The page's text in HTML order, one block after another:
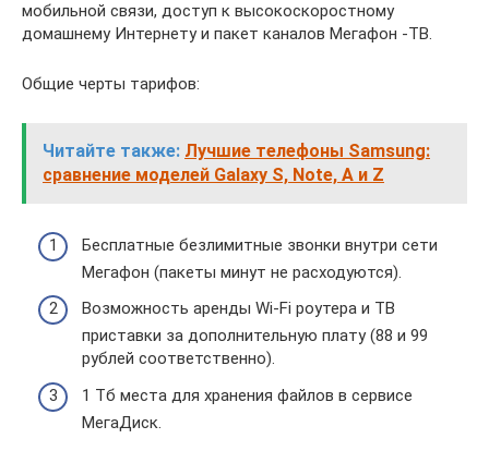
мобильной связи, доступ к высокоскоростному
домашнему Интернету и пакет каналов Мегафон -ТВ.
Общие черты тарифов:
Читайте также: Лучшие телефоны Samsung:
сравнение моделей Galaxy S, Note, A и Z
Бесплатные безлимитные звонки внутри сети
Мегафон (пакеты минут не расходуются).
Возможность аренды Wi-Fi роутера и ТВ
приставки за дополнительную плату (88 и 99
рублей соответственно).
1 Тб места для хранения файлов в сервисе
МегаДиск.